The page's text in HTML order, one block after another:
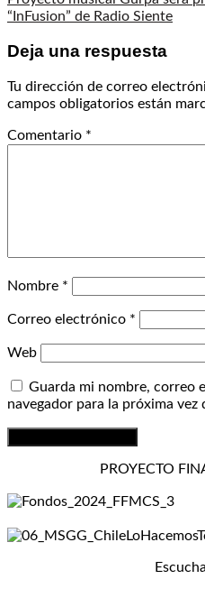
“InFusion” de Radio Siente
Deja una respuesta
Tu dirección de correo
campos obligatorios están
Comentario *
Nombre *
Correo electrónico *
Web
Guarda mi nombre, correo
navegador para la próxima vez
PROYECTO